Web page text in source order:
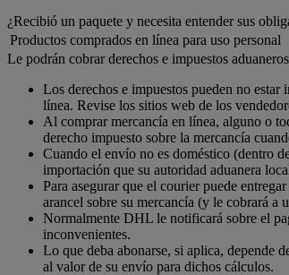
¿Recibió un paquete y necesita entender sus
Productos comprados en línea para uso personal
Le podrán cobrar derechos e impuestos
Los derechos e impuestos pueden no
línea. Revise los sitios web de los
Al comprar mercancía en línea, alguno o
derecho impuesto sobre la mercancía
Cuando el envío no es doméstico (dentro
importación que su autoridad aduanera
Para asegurar que el courier puede
arancel sobre su mercancía (y le cobrará a
Normalmente DHL le notificará sobre el
inconvenientes.
Lo que deba abonarse, si aplica, depende
al valor de su envío para dichos cálculos.